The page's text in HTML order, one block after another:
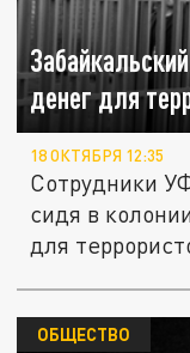
денег для
18 ОКТЯБРЯ 12:35
Сотрудники
сидя в
для
ОБЩЕСТВО